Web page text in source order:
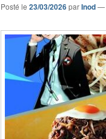
Posté le 23/03/2026parInod—